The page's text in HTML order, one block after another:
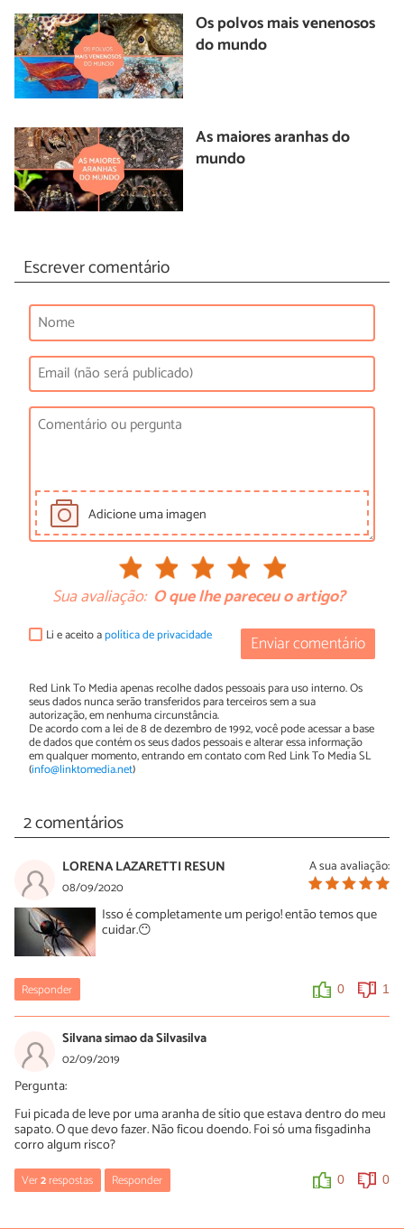
Os polvos mais venenosos
do mundo
As maiores aranhas do
mundo
Escrever comentário
Adicione uma imagen
Sua avaliação: O que lhe pareceu o artigo?
Enviar comentário
Li e aceito apolítica de privacidade
Red Link To Media apenas recolhe dados pessoais para uso interno. Os
seus dados nunca serão transferidos para terceiros sem a sua
autorização, em nenhuma circunstância.
De acordo com a lei de 8 de dezembro de 1992, você pode acessar a base
de dados que contém os seus dados pessoais e alterar essa informação
em qualquer momento, entrando em contato com Red Link To Media SL
(info@linktomedia.net)
2 comentários
A sua avaliação:
LORENA LAZARETTI RESUN
08/09/2020
Isso é completamente um perigo! então temos que
cuidar.😶
Responder 0 1
Silvana simao da Silvasilva
02/09/2019
Pergunta:
Fui picada de leve por uma aranha de sítio que estava dentro do meu
sapato. O que devo fazer. Não ficou doendo. Foi só uma fisgadinha
corro algum risco?
Ver2respostas Responder 0 0